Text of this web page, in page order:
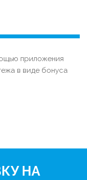
приложения
в виде бонуса
НА